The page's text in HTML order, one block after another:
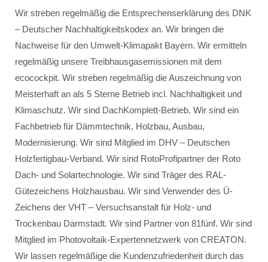
Wir streben regelmäßig die Entsprechenserklärung des DNK
– Deutscher Nachhaltigkeitskodex an. Wir bringen die
Nachweise für den Umwelt-Klimapakt Bayern. Wir ermitteln
regelmäßig unsere Treibhausgasemissionen mit dem
ecocockpit. Wir streben regelmäßig die Auszeichnung von
Meisterhaft an als 5 Sterne Betrieb incl. Nachhaltigkeit und
Klimaschutz. Wir sind DachKomplett-Betrieb. Wir sind ein
Fachbetrieb für Dämmtechnik, Holzbau, Ausbau,
Modernisierung. Wir sind Mitglied im DHV – Deutschen
Holzfertigbau-Verband. Wir sind RotoProfipartner der Roto
Dach- und Solartechnologie. Wir sind Träger des RAL-
Gütezeichens Holzhausbau. Wir sind Verwender des Ü-
Zeichens der VHT – Versuchsanstalt für Holz- und
Trockenbau Darmstadt. Wir sind Partner von 81fünf. Wir sind
Mitglied im Photovoltaik-Expertennetzwerk von CREATON.
Wir lassen regelmäßige die Kundenzufriedenheit durch das